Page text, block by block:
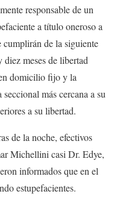
responsable de un
a título oneroso a
cumplirán de la siguiente
meses de libertad
domicilio fijo y la
más cercana a su
a su libertad.
de la noche, efectivos
Michellini casi Dr. Edye,
informados que en el
estupefacientes.